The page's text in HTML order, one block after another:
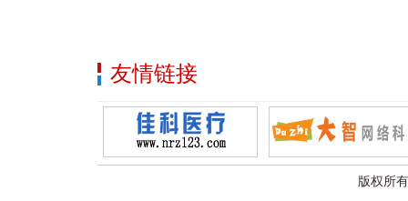
友情链接
版权所